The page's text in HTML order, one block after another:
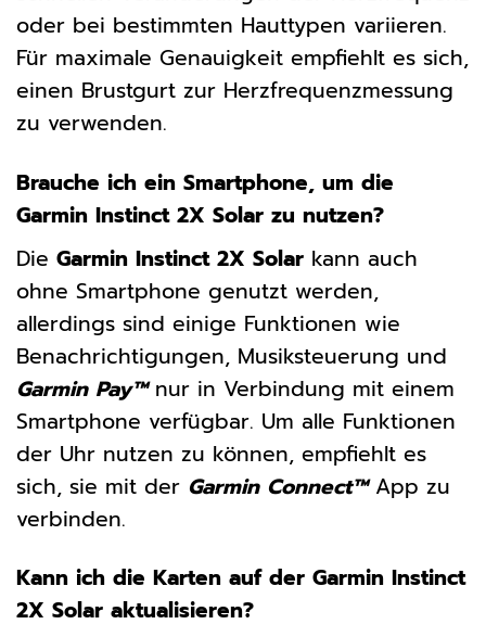
oder bei bestimmten Hauttypen variieren.
Für maximale Genauigkeit empfiehlt es sich,
einen Brustgurt zur Herzfrequenzmessung
zu verwenden.
Brauche ich ein Smartphone, um die
Garmin Instinct 2X Solar zu nutzen?
Die Garmin Instinct 2X Solar kann auch
ohne Smartphone genutzt werden,
allerdings sind einige Funktionen wie
Benachrichtigungen, Musiksteuerung und
Garmin Pay™nur in Verbindung mit einem
Smartphone verfügbar. Um alle Funktionen
der Uhr nutzen zu können, empfiehlt es
sich, sie mit der Garmin Connect™App zu
verbinden.
Kann ich die Karten auf der Garmin Instinct
2X Solar aktualisieren?